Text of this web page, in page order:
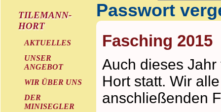
TILEMANN-
HORT
AKTUELLES
UNSER
ANGEBOT
WIR ÜBER UNS
DER
MINISEGLER
Passwort
Fasching 2015
Auch dieses
Hort statt. Wir
anschließenden